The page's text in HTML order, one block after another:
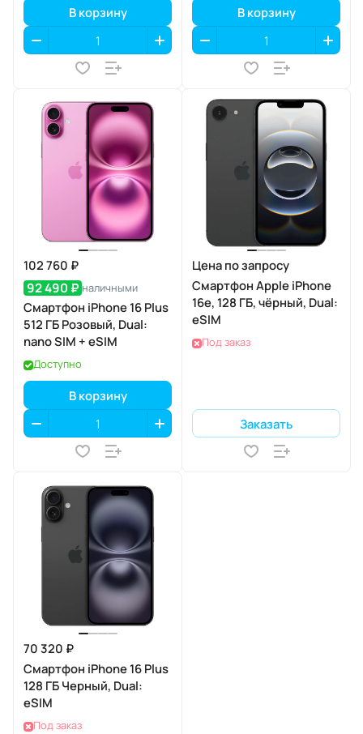
В корзину В корзину
102 760 ₽
92 490 ₽ наличными
Смартфон iPhone 16 Plus
512 ГБ Розовый, Dual:
nano SIM + eSIM
Доступно
В корзину
Цена по запросу
Смартфон Apple iPhone
16e, 128 ГБ, чёрный, Dual:
eSIM
Под заказ
Заказать
70 320 ₽
Смартфон iPhone 16 Plus
128 ГБ Черный, Dual:
eSIM
Под заказ